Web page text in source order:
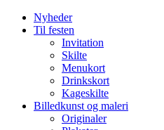
Nyheder
Til festen
Invitation
Skilte
Menukort
Drinkskort
Kageskilte
Billedkunst og maleri
Originaler